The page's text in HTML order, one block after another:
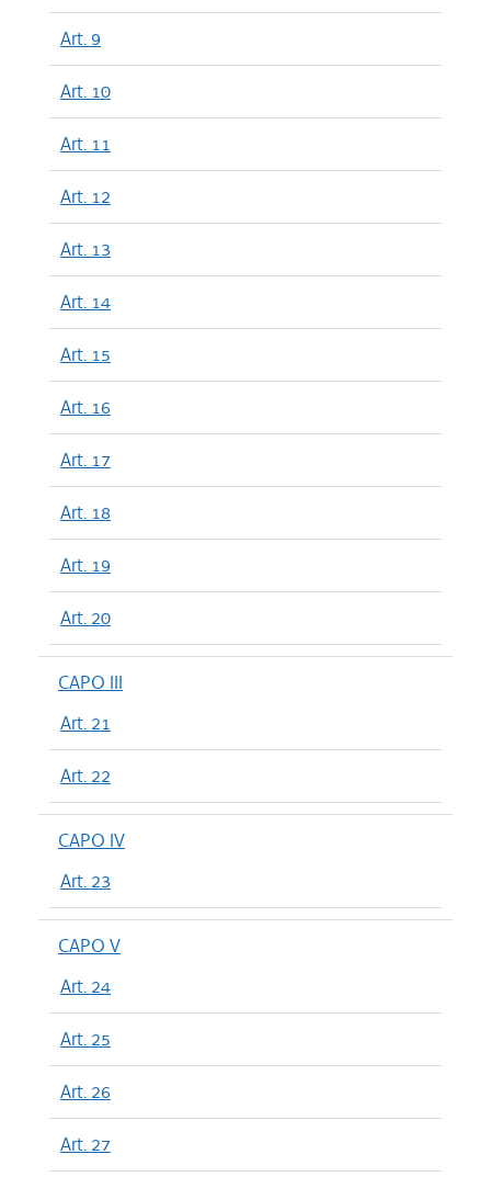
Art. 9
Art. 10
Art. 11
Art. 12
Art. 13
Art. 14
Art. 15
Art. 16
Art. 17
Art. 18
Art. 19
Art. 20
CAPO III
Art. 21
Art. 22
CAPO IV
Art. 23
CAPO V
Art. 24
Art. 25
Art. 26
Art. 27